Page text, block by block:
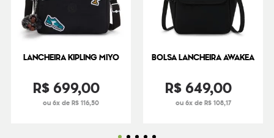
LANCHEIRA KIPLING MIYO
R$699,00
ou 6x de R$ 116,50
BOLSA LANCHEIRA AWAKEA
R$649,00
ou 6x de R$ 108,17